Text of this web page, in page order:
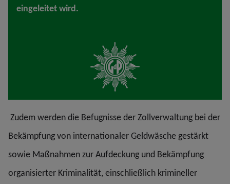
eingeleitet wird.
Zudem werden die Befugnisse der Zollverwaltung bei der
Bekämpfung von internationaler Geldwäsche gestärkt
sowie Maßnahmen zur Aufdeckung und Bekämpfung
organisierter Kriminalität, einschließlich krimineller